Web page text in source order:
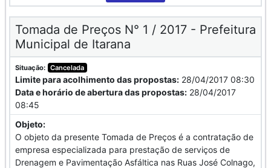
Tomada de Preços N° 1 / 2017 - Prefeitura
Municipal de Itarana
Situação: Cancelada
Limite para acolhimento das propostas: 28/04/2017 08:30
Data e horário de abertura das propostas: 28/04/2017
08:45
Objeto:
O objeto da presente Tomada de Preços é a contratação de
empresa especializada para prestação de serviços de
Drenagem e Pavimentação Asfáltica nas Ruas José Colnago,